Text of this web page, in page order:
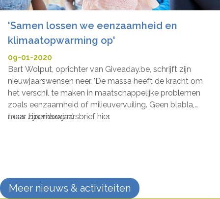
'Samen lossen we eenzaamheid en
klimaatopwarming op'
09-01-2020
Bart Wolput, oprichter van Giveaday.be, schrijft zijn
nieuwjaarswensen neer. 'De massa heeft de kracht om
het verschil te maken in maatschappelijke problemen
zoals eenzaamheid of milieuvervuiling. Geen blabla,
maar boemboem.'
Lees zijn nieuwjaarsbrief hier.
Meer nieuws & activiteiten